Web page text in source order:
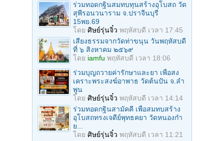
ร่วมทอดกฐินสมทบทุนสร้างอุโบสถ วัด
สุพีรอนวนาราม จ.ปราจีนบุรี
15พย.69
โดย ศิษย์รุ่นจิ๋ว พฤหัสบดี เวลา 17:45
เสียงธรรมจากวัดท่าขนุน วันพฤหัสบดี
ที่ ๖ สิงหาคม ๒๕๖๙
โดย iamfu พฤหัสบดี เวลา 18:06
ร่วมบุญถวายค่ารักษาและยา เพื่อสง
เคราะพระสงฆ์อาพาธ วัดต้นปัน จ.ลํา
พูน
โดย ศิษย์รุ่นจิ๋ว พฤหัสบดี เวลา 14:14
ร่วมทอดกฐินสามัคคี เพื่อสมทบสร้าง
อุโบสถทรงเจดีย์พุทธคยา วัดหนองก๋า
ย...
โดย ศิษย์รุ่นจิ๋ว พฤหัสบดี เวลา 11:21